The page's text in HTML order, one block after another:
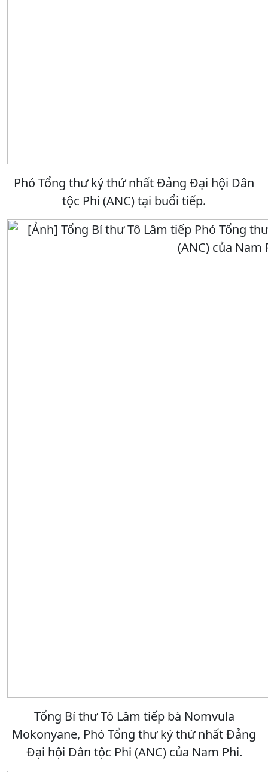
Phó Tổng thư ký thứ nhất Đảng Đại hội Dân
tộc Phi (ANC) tại buổi tiếp.
Tổng Bí thư Tô Lâm tiếp bà Nomvula
Mokonyane, Phó Tổng thư ký thứ nhất Đảng
Đại hội Dân tộc Phi (ANC) của Nam Phi.